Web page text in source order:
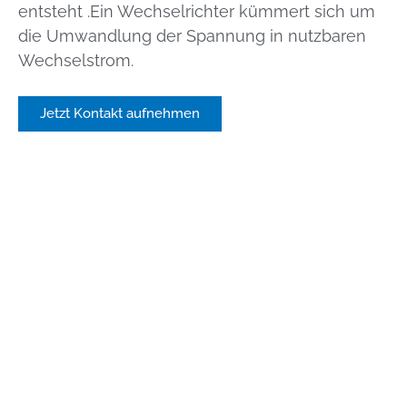
entsteht .Ein Wechselrichter kümmert sich um
die Umwandlung der Spannung in nutzbaren
Wechselstrom.
Jetzt Kontakt aufnehmen